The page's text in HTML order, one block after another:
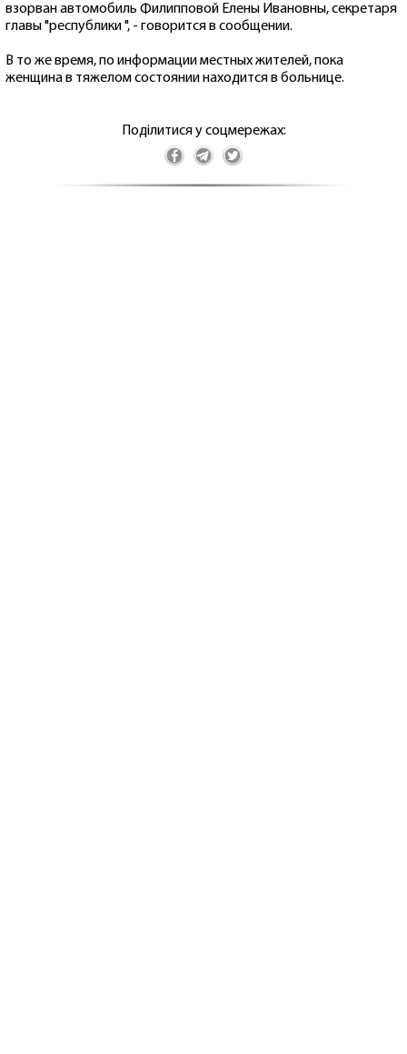
взорван автомобиль Филипповой Елены Ивановны, секретаря
главы "республики ", - говорится в сообщении.
В то же время, по информации местных жителей, пока
женщина в тяжелом состоянии находится в больнице.
Поділитися у соцмережах: